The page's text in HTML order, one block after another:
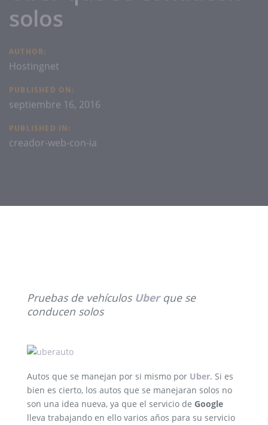
solos
AUTHOR:
Hostingnet
PUBLISHED ON:
septiembre 16, 2016
PUBLISHED IN:
creador-web-con-ia
Pruebas de vehículos Uberque se
conducen solos
Autos que se manejan por si mismo por Uber. Si es
bien es cierto, los autos que se manejaran solos no
son una idea nueva, ya que el servicio de Google
lleva trabajando en ello varios años para su servicio